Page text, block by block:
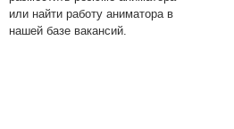
или найти работу аниматора в
нашей базе вакансий.